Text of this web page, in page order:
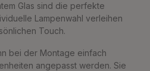
Glas sind die perfekte
Lampenwahl verleihen
Touch.
bei der Montage einfach
angepasst werden. Sie